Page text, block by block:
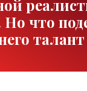
Но что
талант